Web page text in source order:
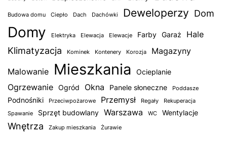
Budowa domu Ciepło Dach Dachówki Deweloperzy Dom
Domy Elektryka Elewacja Elewacje Farby Garaż Hale
Klimatyzacja Kominek Kontenery Korozja Magazyny
Malowanie Mieszkania Ocieplanie
Ogrzewanie Ogród Okna Panele słoneczne Poddasze
Podnośniki Przeciwpożarowe Przemysł Regały
Rekuperacja
Spawanie
Sprzęt budowlany Warszawa WC Wentylacje
Wnętrza Zakup mieszkania Żurawie